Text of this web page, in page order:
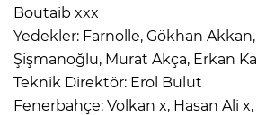
Boutaib xxx
Yedekler: Farnolle, Gökhan
Şişmanoğlu, Murat Akça, Erkan
Teknik Direktör: Erol Bulut
Fenerbahçe: Volkan x, Hasan Ali